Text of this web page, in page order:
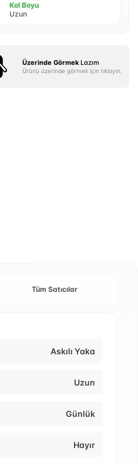
Kol Boyu
Uzun
Üzerinde Görmek Lazım
Ürünü üzerinde görmek için tıklayın.
Tüm Satıcılar
Askılı Yaka
Uzun
Günlük
Hayır